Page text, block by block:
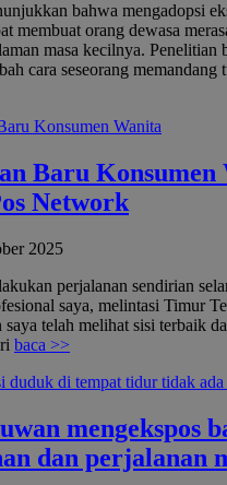
bahwa mengadopsi
membuat orang dewasa
masa kecilnya. Penelitian
cara seseorang memandang
Baru Konsumen
Network
2025oleh
perjalanan sendirian
saya, melintasi Timur
saya telah melihat sisi terbaik
baca >>
mengekspos
dan perjalanan